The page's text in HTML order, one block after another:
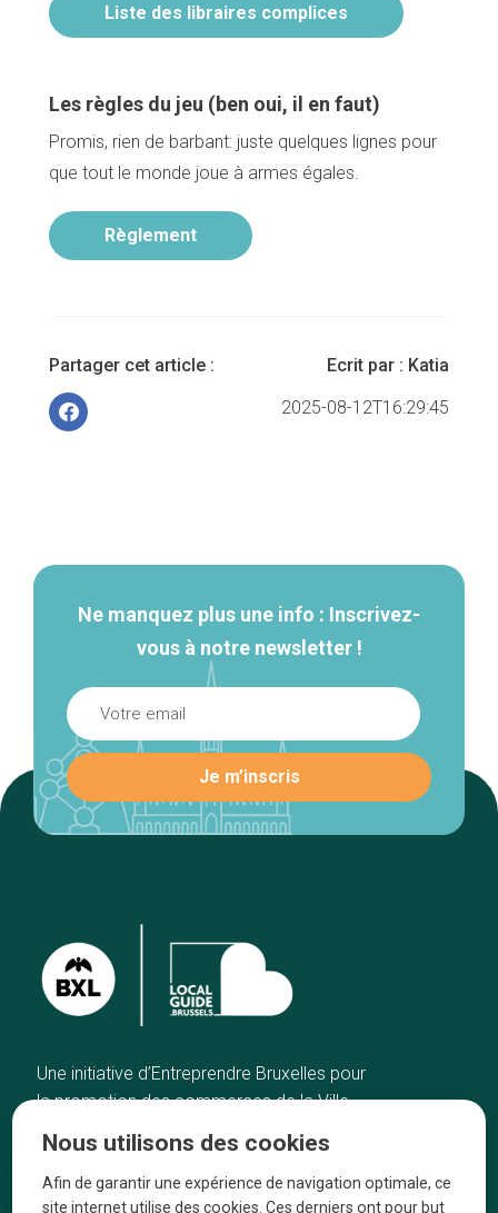
Liste des libraires complices
Les règles du jeu (ben oui, il en faut)
Promis, rien de barbant: juste quelques lignes pour
que tout le monde joue à armes égales.
Règlement
Partager cet article : Ecrit par : Katia
2025-08-12T16:29:45
Ne manquez plus une info : Inscrivez-
vous à notre newsletter !
Une initiative d’Entreprendre Bruxelles pour
la promotion des commerces de la Ville
Accueil
Bonnes adresses
Artisans
A propos
Nous utilisons des cookies
Afin de garantir une expérience de navigation optimale, ce
site internet utilise des cookies. Ces derniers ont pour but